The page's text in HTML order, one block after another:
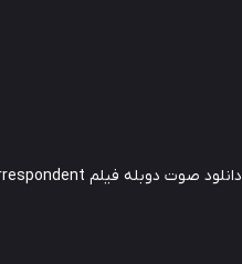
دانلود صوت دوبله فیلم Foreign Correspondent